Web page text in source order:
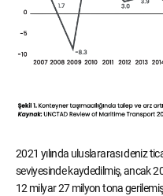
2021 yılında uluslararası deniz
seviyesinde kaydedilmiş, ancak
12 milyar 27 milyon tona